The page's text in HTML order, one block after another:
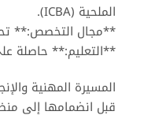
الملحية (ICBA).
**مجال التخصص:**
**التعليم:** حاصلة
المسيرة المهنية